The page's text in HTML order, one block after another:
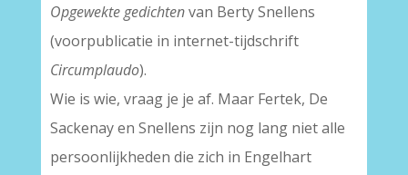
Opgewekte gedichtenvan Berty Snellens
(voorpublicatie in internet-tijdschrift
Circumplaudo).
Wie is wie, vraag je je af. Maar Fertek, De
Sackenay en Snellens zijn nog lang niet alle
persoonlijkheden die zich in Engelhart